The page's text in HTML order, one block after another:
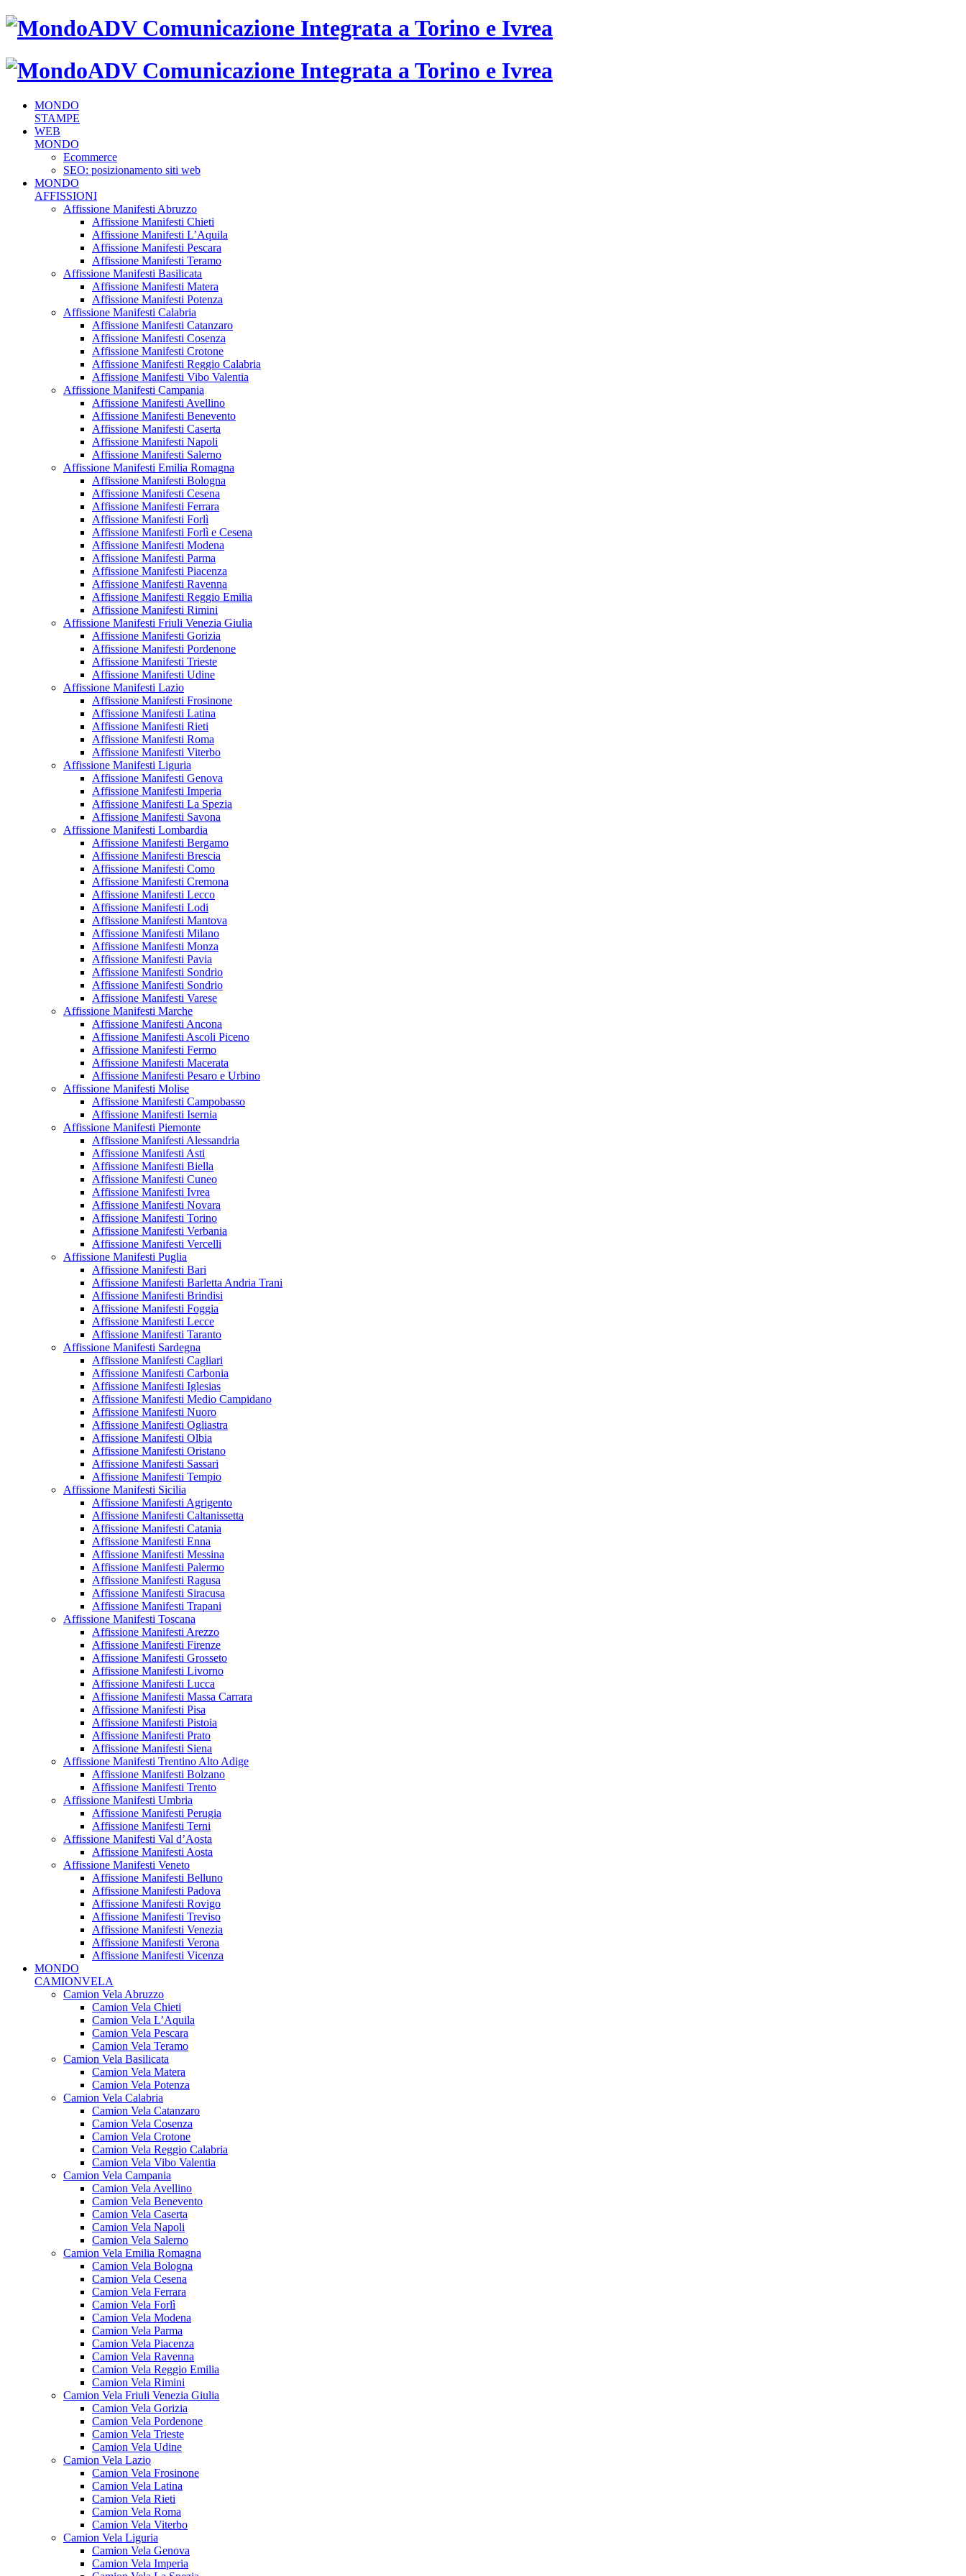
MONDO
STAMPE
WEB
MONDO
Ecommerce
SEO: posizionamento siti web
MONDO
AFFISSIONI
Affissione Manifesti Abruzzo
Affissione Manifesti Chieti
Affissione Manifesti L’Aquila
Affissione Manifesti Pescara
Affissione Manifesti Teramo
Affissione Manifesti Basilicata
Affissione Manifesti Matera
Affissione Manifesti Potenza
Affissione Manifesti Calabria
Affissione Manifesti Catanzaro
Affissione Manifesti Cosenza
Affissione Manifesti Crotone
Affissione Manifesti Reggio Calabria
Affissione Manifesti Vibo Valentia
Affissione Manifesti Campania
Affissione Manifesti Avellino
Affissione Manifesti Benevento
Affissione Manifesti Caserta
Affissione Manifesti Napoli
Affissione Manifesti Salerno
Affissione Manifesti Emilia Romagna
Affissione Manifesti Bologna
Affissione Manifesti Cesena
Affissione Manifesti Ferrara
Affissione Manifesti Forlì
Affissione Manifesti Forlì e Cesena
Affissione Manifesti Modena
Affissione Manifesti Parma
Affissione Manifesti Piacenza
Affissione Manifesti Ravenna
Affissione Manifesti Reggio Emilia
Affissione Manifesti Rimini
Affissione Manifesti Friuli Venezia Giulia
Affissione Manifesti Gorizia
Affissione Manifesti Pordenone
Affissione Manifesti Trieste
Affissione Manifesti Udine
Affissione Manifesti Lazio
Affissione Manifesti Frosinone
Affissione Manifesti Latina
Affissione Manifesti Rieti
Affissione Manifesti Roma
Affissione Manifesti Viterbo
Affissione Manifesti Liguria
Affissione Manifesti Genova
Affissione Manifesti Imperia
Affissione Manifesti La Spezia
Affissione Manifesti Savona
Affissione Manifesti Lombardia
Affissione Manifesti Bergamo
Affissione Manifesti Brescia
Affissione Manifesti Como
Affissione Manifesti Cremona
Affissione Manifesti Lecco
Affissione Manifesti Lodi
Affissione Manifesti Mantova
Affissione Manifesti Milano
Affissione Manifesti Monza
Affissione Manifesti Pavia
Affissione Manifesti Sondrio
Affissione Manifesti Sondrio
Affissione Manifesti Varese
Affissione Manifesti Marche
Affissione Manifesti Ancona
Affissione Manifesti Ascoli Piceno
Affissione Manifesti Fermo
Affissione Manifesti Macerata
Affissione Manifesti Pesaro e Urbino
Affissione Manifesti Molise
Affissione Manifesti Campobasso
Affissione Manifesti Isernia
Affissione Manifesti Piemonte
Affissione Manifesti Alessandria
Affissione Manifesti Asti
Affissione Manifesti Biella
Affissione Manifesti Cuneo
Affissione Manifesti Ivrea
Affissione Manifesti Novara
Affissione Manifesti Torino
Affissione Manifesti Verbania
Affissione Manifesti Vercelli
Affissione Manifesti Puglia
Affissione Manifesti Bari
Affissione Manifesti Barletta Andria Trani
Affissione Manifesti Brindisi
Affissione Manifesti Foggia
Affissione Manifesti Lecce
Affissione Manifesti Taranto
Affissione Manifesti Sardegna
Affissione Manifesti Cagliari
Affissione Manifesti Carbonia
Affissione Manifesti Iglesias
Affissione Manifesti Medio Campidano
Affissione Manifesti Nuoro
Affissione Manifesti Ogliastra
Affissione Manifesti Olbia
Affissione Manifesti Oristano
Affissione Manifesti Sassari
Affissione Manifesti Tempio
Affissione Manifesti Sicilia
Affissione Manifesti Agrigento
Affissione Manifesti Caltanissetta
Affissione Manifesti Catania
Affissione Manifesti Enna
Affissione Manifesti Messina
Affissione Manifesti Palermo
Affissione Manifesti Ragusa
Affissione Manifesti Siracusa
Affissione Manifesti Trapani
Affissione Manifesti Toscana
Affissione Manifesti Arezzo
Affissione Manifesti Firenze
Affissione Manifesti Grosseto
Affissione Manifesti Livorno
Affissione Manifesti Lucca
Affissione Manifesti Massa Carrara
Affissione Manifesti Pisa
Affissione Manifesti Pistoia
Affissione Manifesti Prato
Affissione Manifesti Siena
Affissione Manifesti Trentino Alto Adige
Affissione Manifesti Bolzano
Affissione Manifesti Trento
Affissione Manifesti Umbria
Affissione Manifesti Perugia
Affissione Manifesti Terni
Affissione Manifesti Val d’Aosta
Affissione Manifesti Aosta
Affissione Manifesti Veneto
Affissione Manifesti Belluno
Affissione Manifesti Padova
Affissione Manifesti Rovigo
Affissione Manifesti Treviso
Affissione Manifesti Venezia
Affissione Manifesti Verona
Affissione Manifesti Vicenza
MONDO
CAMIONVELA
Camion Vela Abruzzo
Camion Vela Chieti
Camion Vela L’Aquila
Camion Vela Pescara
Camion Vela Teramo
Camion Vela Basilicata
Camion Vela Matera
Camion Vela Potenza
Camion Vela Calabria
Camion Vela Catanzaro
Camion Vela Cosenza
Camion Vela Crotone
Camion Vela Reggio Calabria
Camion Vela Vibo Valentia
Camion Vela Campania
Camion Vela Avellino
Camion Vela Benevento
Camion Vela Caserta
Camion Vela Napoli
Camion Vela Salerno
Camion Vela Emilia Romagna
Camion Vela Bologna
Camion Vela Cesena
Camion Vela Ferrara
Camion Vela Forlì
Camion Vela Modena
Camion Vela Parma
Camion Vela Piacenza
Camion Vela Ravenna
Camion Vela Reggio Emilia
Camion Vela Rimini
Camion Vela Friuli Venezia Giulia
Camion Vela Gorizia
Camion Vela Pordenone
Camion Vela Trieste
Camion Vela Udine
Camion Vela Lazio
Camion Vela Frosinone
Camion Vela Latina
Camion Vela Rieti
Camion Vela Roma
Camion Vela Viterbo
Camion Vela Liguria
Camion Vela Genova
Camion Vela Imperia